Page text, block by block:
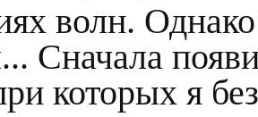
волн.
Сначала
которых я